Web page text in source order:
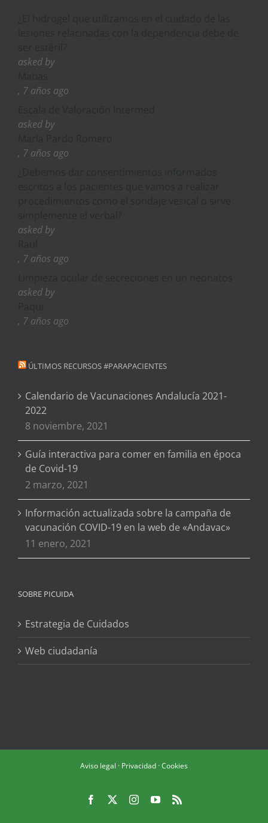
asked by
, 7 años ago
asked by
, 7 años ago
asked by
, 7 años ago
asked by
, 7 años ago
ÚLTIMOS RECURSOS #PARAPACIENTES
Calendario de Vacunaciones Andalucía 2021-
2022
8 noviembre, 2021
Guía interactiva para comer en familia en época
de Covid-19
2 marzo, 2021
Información actualizada sobre la campaña de
vacunación COVID-19 en la web de «Andavac»
11 enero, 2021
SOBRE PICUIDA
Estrategia de Cuidados
Web ciudadanía
Aviso legal · Privacidad ·Cookies
Facebook InstagramYouTube